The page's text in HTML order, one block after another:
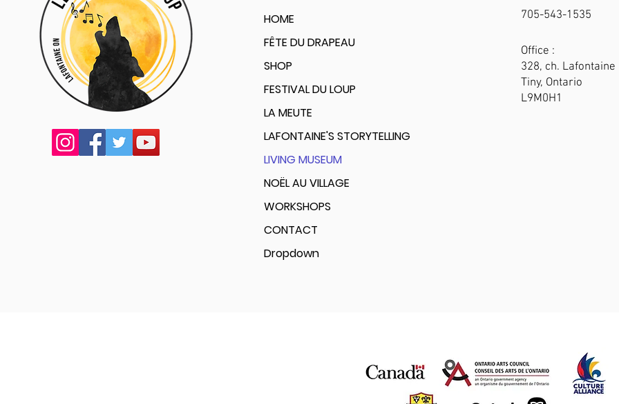
HOME
FÊTE DU DRAPEAU
SHOP
FESTIVAL DU LOUP
LA MEUTE
LAFONTAINE'S STORYTELLING
LIVING MUSEUM
NOËL AU VILLAGE
WORKSHOPS
CONTACT
Dropdown
705-543-1535
Office :
328, ch. Lafontaine
Tiny, Ontario
L9M0H1